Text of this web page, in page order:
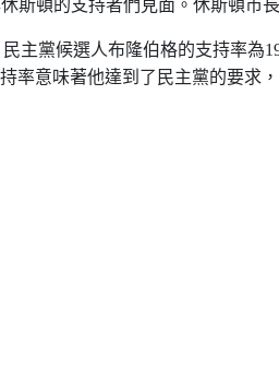
斯頓的支持者們見面。休斯頓市
主黨候選人布隆伯格的支持率為
率意味著他達到了民主黨的要求